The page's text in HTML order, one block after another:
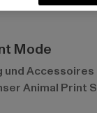
Mode
Animal Print